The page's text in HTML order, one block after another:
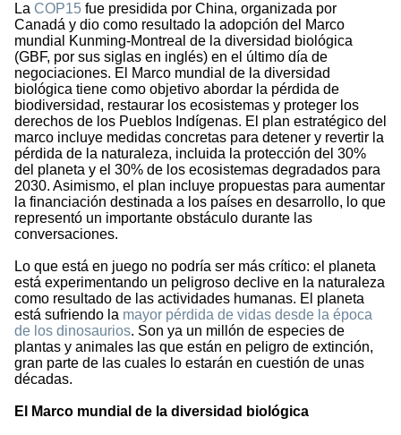
La COP15 fue presidida por China, organizada por
Canadá y dio como resultado la adopción del Marco
mundial Kunming-Montreal de la diversidad biológica
(GBF, por sus siglas en inglés) en el último día de
negociaciones. El Marco mundial de la diversidad
biológica tiene como objetivo abordar la pérdida de
biodiversidad, restaurar los ecosistemas y proteger los
derechos de los Pueblos Indígenas. El plan estratégico del
marco incluye medidas concretas para detener y revertir la
pérdida de la naturaleza, incluida la protección del 30%
del planeta y el 30% de los ecosistemas degradados para
2030. Asimismo, el plan incluye propuestas para aumentar
la financiación destinada a los países en desarrollo, lo que
representó un importante obstáculo durante las
conversaciones.
Lo que está en juego no podría ser más crítico: el planeta
está experimentando un peligroso declive en la naturaleza
como resultado de las actividades humanas. El planeta
está sufriendo la mayor pérdida de vidas desde la época
de los dinosaurios. Son ya un millón de especies de
plantas y animales las que están en peligro de extinción,
gran parte de las cuales lo estarán en cuestión de unas
décadas.
El Marco mundial de la diversidad biológica